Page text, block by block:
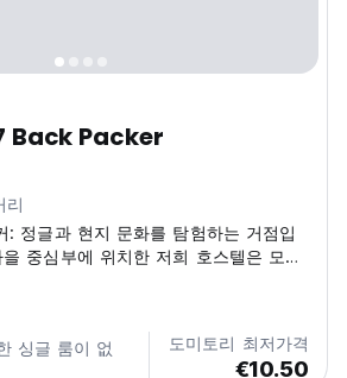
Back Packer
리
: 정글과 현지 문화를 탐험하는 거점입
중심부에 위치한 저희 호스텔은 모험,
에는 사치는 없지만 좋은 에너지, 휴식
공간, 그리고 당신처럼 코스타리카 카
하러 오는 다른 배낭 여행객들과 연결
싱글 룸이 없
도미토리 최저가격
€10.50